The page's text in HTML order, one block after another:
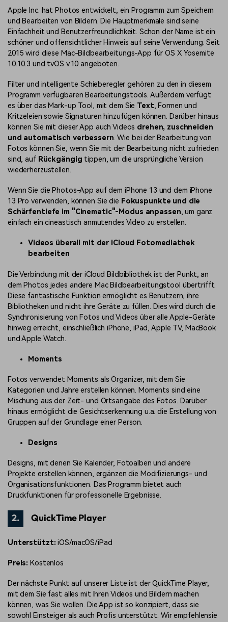
Apple Inc. hat Photos entwickelt, ein Programm zum Speichern
und Bearbeiten von Bildern. Die Hauptmerkmale sind seine
Einfachheit und Benutzerfreundlichkeit. Schon der Name ist ein
schöner und offensichtlicher Hinweis auf seine Verwendung. Seit
2015 wird diese Mac-Bildbearbeitungs-App für OS X Yosemite
10.10.3 und tvOS v.10 angeboten.
Filter und intelligente Schieberegler gehören zu den in diesem
Programm verfügbaren Bearbeitungstools. Außerdem verfügt
es über das Mark-up Tool, mit dem Sie Text, Formen und
Kritzeleien sowie Signaturen hinzufügen können. Darüber hinaus
können Sie mit dieser App auch Videos drehen, zuschneiden
und automatisch verbessern. Wie bei der Bearbeitung von
Fotos können Sie, wenn Sie mit der Bearbeitung nicht zufrieden
sind, auf Rückgängig tippen, um die ursprüngliche Version
wiederherzustellen.
Wenn Sie die Photos-App auf dem iPhone 13 und dem iPhone
13 Pro verwenden, können Sie die Fokuspunkte und die
Schärfentiefe im "Cinematic"-Modus anpassen, um ganz
einfach ein cineastisch anmutendes Video zu erstellen.
Videos überall mit der iCloud Fotomediathek
bearbeiten
Die Verbindung mit der iCloud Bildbibliothek ist der Punkt, an
dem Photos jedes andere Mac Bildbearbeitungstool übertrifft.
Diese fantastische Funktion ermöglicht es Benutzern, ihre
Bibliotheken und nicht ihre Geräte zu füllen. Dies wird durch die
Synchronisierung von Fotos und Videos über alle Apple-Geräte
hinweg erreicht, einschließlich iPhone, iPad, Apple TV, MacBook
und Apple Watch.
Moments
Fotos verwendet Moments als Organizer, mit dem Sie
Kategorien und Jahre erstellen können. Moments sind eine
Mischung aus der Zeit- und Ortsangabe des Fotos. Darüber
hinaus ermöglicht die Gesichtserkennung u.a. die Erstellung von
Gruppen auf der Grundlage einer Person.
Designs
Designs, mit denen Sie Kalender, Fotoalben und andere
Projekte erstellen können, ergänzen die Modifizierungs- und
Organisationsfunktionen. Das Programm bietet auch
Druckfunktionen für professionelle Ergebnisse.
2. QuickTime Player
Unterstützt:iOS/macOS/iPad
Preis: Kostenlos
Der nächste Punkt auf unserer Liste ist der QuickTime Player,
mit dem Sie fast alles mit Ihren Videos und Bildern machen
können, was Sie wollen. Die App ist so konzipiert, dass sie
sowohl Einsteiger als auch Profis unterstützt. Wir empfehlensie